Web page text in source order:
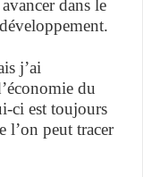
dans le
j’ai
du
ci est toujours
l’on peut tracer